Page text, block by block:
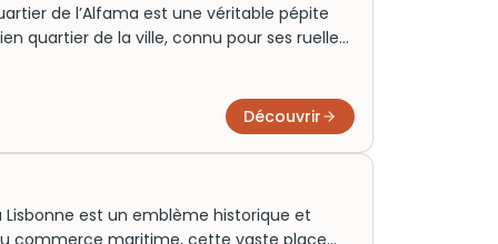
de l’Alfama est une véritable pépite
quartier de la ville, connu pour ses ruelles
et conviviale. Une visite ici vous plonge
exceptionnels sur le Tage.
Découvrir
est un emblème historique et
commerce maritime, cette vaste place